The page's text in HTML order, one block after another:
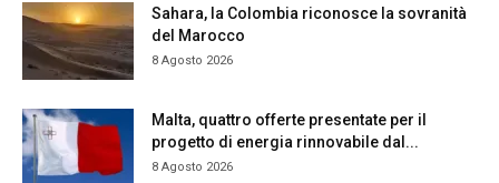
Sahara, la Colombia riconosce la sovranità
del Marocco
8 Agosto 2026
Malta, quattro offerte presentate per il
progetto di energia rinnovabile dal...
8 Agosto 2026